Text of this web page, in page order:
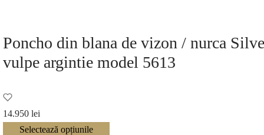
Poncho din blana de vizon / nurca
vulpe argintie model 5613
14.950 lei
Selectează opțiunile